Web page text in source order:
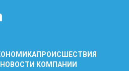
ПРОИСШЕСТВИЯ
НОВОСТИ КОМПАНИИ